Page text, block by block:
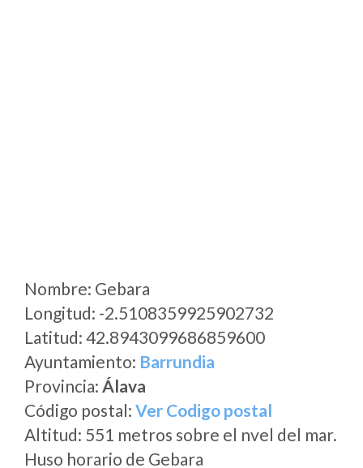
Nombre: Gebara
Longitud: -2.5108359925902732
Latitud: 42.8943099686859600
Ayuntamiento: Barrundia
Provincia: Álava
Código postal: Ver Codigo postal
Altitud: 551 metros sobre el nvel del mar.
Huso horario de Gebara